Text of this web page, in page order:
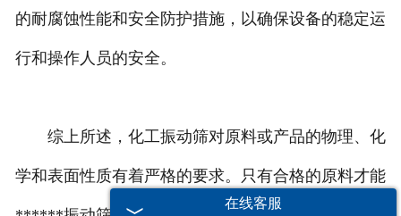
的耐腐蚀性能和安全防护措施，以确保设备的稳定运
行和操作人员的安全。
综上所述，化工振动筛对原料或产品的物理、化
学和表面性质有着严格的要求。只有合格的原料才能
在线客服